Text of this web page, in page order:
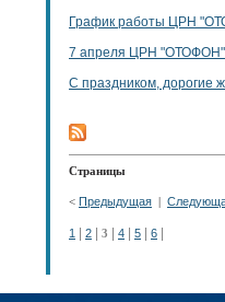
График работы ЦРН
7 апреля ЦРН "ОТОФОН"
С праздником, дорогие
Страницы
< Предыдущая
1 2 3 4 5 6